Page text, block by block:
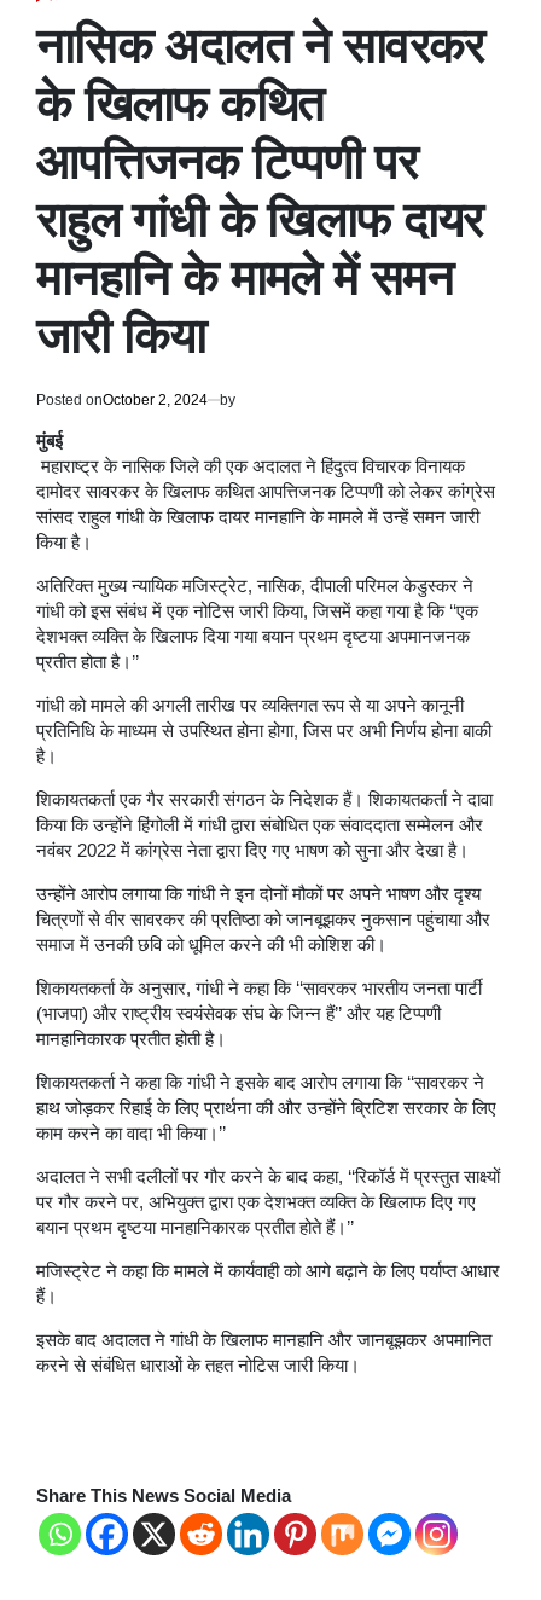
नासिक अदालत ने सावरकर
के खिलाफ कथित
आपत्तिजनक टिप्पणी पर
राहुल गांधी के खिलाफ दायर
मानहानि के मामले में समन
जारी किया
Posted onOctober 2, 2024 by
मुंबई
महाराष्ट्र के नासिक जिले की एक अदालत ने हिंदुत्व विचारक विनायक
दामोदर सावरकर के खिलाफ कथित आपत्तिजनक टिप्पणी को लेकर कांग्रेस
सांसद राहुल गांधी के खिलाफ दायर मानहानि के मामले में उन्हें समन जारी
किया है।
अतिरिक्त मुख्य न्यायिक मजिस्ट्रेट, नासिक, दीपाली परिमल केडुस्कर ने
गांधी को इस संबंध में एक नोटिस जारी किया, जिसमें कहा गया है कि ‘‘एक
देशभक्त व्यक्ति के खिलाफ दिया गया बयान प्रथम दृष्टया अपमानजनक
प्रतीत होता है।’’
गांधी को मामले की अगली तारीख पर व्यक्तिगत रूप से या अपने कानूनी
प्रतिनिधि के माध्यम से उपस्थित होना होगा, जिस पर अभी निर्णय होना बाकी
है।
शिकायतकर्ता एक गैर सरकारी संगठन के निदेशक हैं। शिकायतकर्ता ने दावा
किया कि उन्होंने हिंगोली में गांधी द्वारा संबोधित एक संवाददाता सम्मेलन और
नवंबर 2022 में कांग्रेस नेता द्वारा दिए गए भाषण को सुना और देखा है।
उन्होंने आरोप लगाया कि गांधी ने इन दोनों मौकों पर अपने भाषण और दृश्य
चित्रणों से वीर सावरकर की प्रतिष्ठा को जानबूझकर नुकसान पहुंचाया और
समाज में उनकी छवि को धूमिल करने की भी कोशिश की।
शिकायतकर्ता के अनुसार, गांधी ने कहा कि ‘‘सावरकर भारतीय जनता पार्टी
(भाजपा) और राष्ट्रीय स्वयंसेवक संघ के जिन्न हैं’’ और यह टिप्पणी
मानहानिकारक प्रतीत होती है।
शिकायतकर्ता ने कहा कि गांधी ने इसके बाद आरोप लगाया कि ‘‘सावरकर ने
हाथ जोड़कर रिहाई के लिए प्रार्थना की और उन्होंने ब्रिटिश सरकार के लिए
काम करने का वादा भी किया।’’
अदालत ने सभी दलीलों पर गौर करने के बाद कहा, ‘‘रिकॉर्ड में प्रस्तुत साक्ष्यों
पर गौर करने पर, अभियुक्त द्वारा एक देशभक्त व्यक्ति के खिलाफ दिए गए
बयान प्रथम दृष्टया मानहानिकारक प्रतीत होते हैं।’’
मजिस्ट्रेट ने कहा कि मामले में कार्यवाही को आगे बढ़ाने के लिए पर्याप्त आधार
हैं।
इसके बाद अदालत ने गांधी के खिलाफ मानहानि और जानबूझकर अपमानित
करने से संबंधित धाराओं के तहत नोटिस जारी किया।
Share This News Social Media